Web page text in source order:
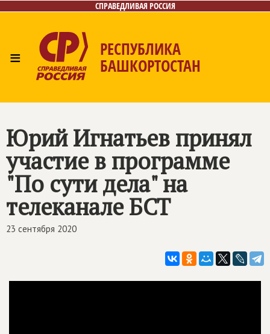
СПРАВЕДЛИВАЯ РОССИЯ
≡ РЕСПУБЛИКА
БАШКОРТОСТАН
Контакты
Юрий Игнатьев принял
участие в программе
"По сути дела" на
телеканале БСТ
23 сентября 2020